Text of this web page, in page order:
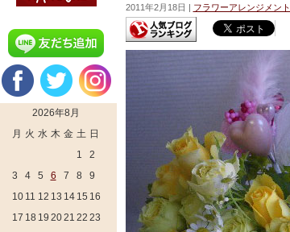
2011年2月18日 フラワーアレンジメント
2026年8月
月 火 水 木 金 土 日
1
2
3
4 5 6 7 8
9
10 11 12 13 14 15 16
17 18 19 2021 22 23